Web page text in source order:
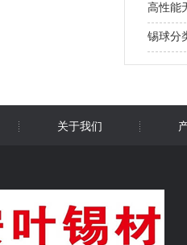
高性能
锡球分
安叶高
关于我们